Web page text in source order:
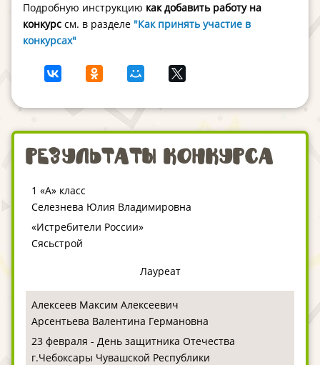
Подробную инструкцию как добавить работу на
конкурс см. в разделе "Как принять участие в
конкурсах"
Результаты конкурса
1 «А» класс
Селезнева Юлия Владимировна
«Истребители России»
Сясьстрой
Лауреат
Алексеев Максим Алексеевич
Арсентьева Валентина Германовна
23 февраля - День защитника Отечества
г.Чебоксары Чувашской Республики